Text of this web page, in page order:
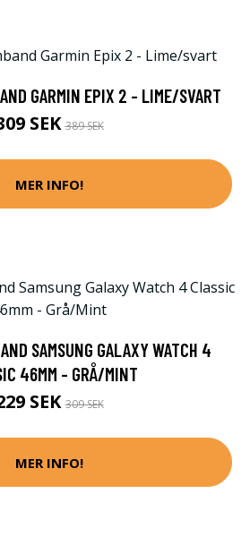
GARMIN EPIX 2 - LIME/SVART
SEK389 SEK
MER INFO!
SAMSUNG GALAXY WATCH 4
46MM - GRÅ/MINT
SEK309 SEK
MER INFO!